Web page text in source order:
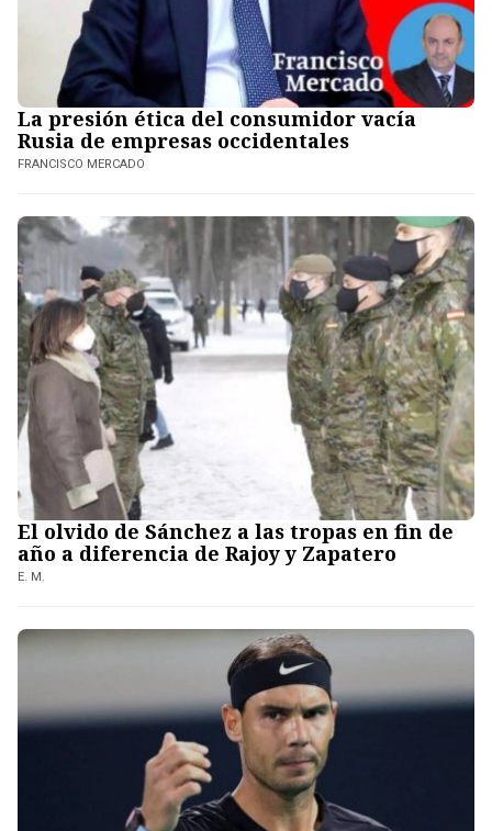
La presión ética del consumidor vacía
Rusia de empresas occidentales
FRANCISCO MERCADO
El olvido de Sánchez a las tropas en fin de
año a diferencia de Rajoy y Zapatero
E. M.